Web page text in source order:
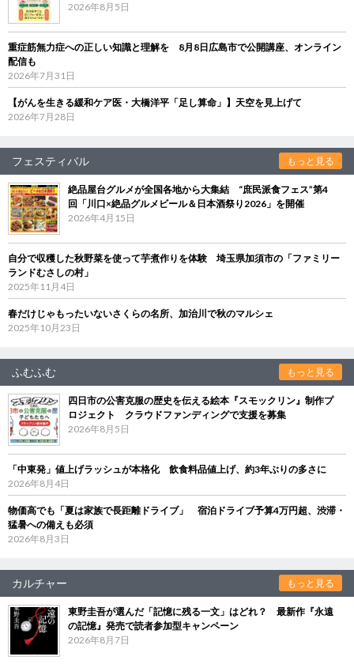
2026年8月5日
重症筋無力症への正しい知識と理解を 8月8日広島市で公開講座、オンライン
配信も
2026年7月31日
【がんを生きる緩和ケア医・大橋洋平「足し算命」】天空を見上げて
2026年7月28日
フェスティバル もっと見る
絶品屋台グルメが全国各地から大集結 “庶民派食フェス”第4
回「川口×絶品グルメビール＆日本酒祭り2026」を開催
2026年4月15日
自分で収穫した秋野菜を使って芋煮作りを体験 埼玉県加須市の「ファミリー
ランドむさしの村」
2025年11月4日
春だけじゃもったいないさくらの名所、加治川で秋のマルシェ
2025年10月23日
ふむふむ もっと見る
四日市の公害克服の歴史を伝える絵本『スモックリン』制作プ
ロジェクト クラウドファンディングで支援を募集
2026年8月5日
「中東発」値上げラッシュが本格化 飲食料品値上げ、約3年ぶりの多さに
2026年8月4日
物価高でも「夏は家族で長距離ドライブ」 宿泊ドライブ予算4万円超、渋滞・
猛暑への備えも必須
2026年8月3日
カルチャー もっと見る
東野圭吾が選んだ「記憶に残る一文」はどれ？ 最新作『永遠
の記憶』発売で読者参加型キャンペーン
2026年8月7日